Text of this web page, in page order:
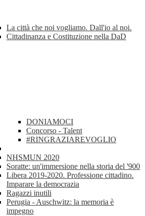
La città che noi vogliamo. Dall'io al noi.
Cittadinanza e Costituzione nella DaD
DONIAMOCI
Concorso - Talent
#RINGRAZIAREVOGLIO
NHSMUN 2020
Soratte: un'immersione nella storia del '900
Libera 2019-2020. Professione cittadino.
Imparare la democrazia
Ragazzi inutili
Perugia - Auschwitz: la memoria è
impegno